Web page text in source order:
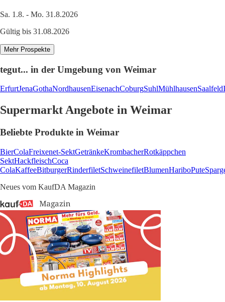
Sa. 1.8. - Mo. 31.8.2026
Gültig bis 31.08.2026
Mehr Prospekte
tegut... in der Umgebung von Weimar
ErfurtJenaGothaNordhausenEisenachCoburgSuhlMühlhausenSaalfeld
Supermarkt Angebote in Weimar
Beliebte Produkte in Weimar
BierColaFreixenet-SektGetränkeKrombacherRotkäppchen
SektHackfleischCoca
ColaKaffeeBitburgerRinderfiletSchweinefiletBlumenHariboPute
Neues vom KaufDA Magazin